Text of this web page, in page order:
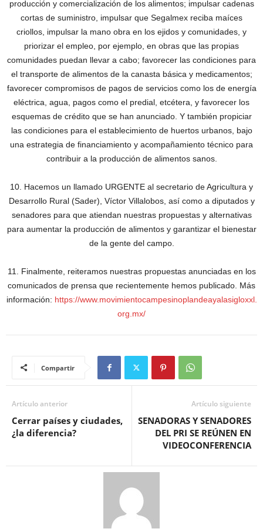
producción y comercialización de los alimentos; impulsar cadenas
cortas de suministro, impulsar que Segalmex reciba maíces
criollos, impulsar la mano obra en los ejidos y comunidades, y
priorizar el empleo, por ejemplo, en obras que las propias
comunidades puedan llevar a cabo; favorecer las condiciones para
el transporte de alimentos de la canasta básica y medicamentos;
favorecer compromisos de pagos de servicios como los de energía
eléctrica, agua, pagos como el predial, etcétera, y favorecer los
esquemas de crédito que se han anunciado. Y también propiciar
las condiciones para el establecimiento de huertos urbanos, bajo
una estrategia de financiamiento y acompañamiento técnico para
contribuir a la producción de alimentos sanos.
10. Hacemos un llamado URGENTE al secretario de Agricultura y
Desarrollo Rural (Sader), Víctor Villalobos, así como a diputados y
senadores para que atiendan nuestras propuestas y alternativas
para aumentar la producción de alimentos y garantizar el bienestar
de la gente del campo.
11. Finalmente, reiteramos nuestras propuestas anunciadas en los
comunicados de prensa que recientemente hemos publicado. Más
información: https://www.movimientocampesinoplandeayalasigloxxl.
org.mx/
Compartir
Artículo anterior
Cerrar países y ciudades,
¿la diferencia?
Artículo siguiente
SENADORAS Y SENADORES
DEL PRI SE REÚNEN EN
VIDEOCONFERENCIA